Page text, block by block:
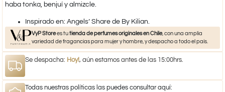
haba tonka, benjuí y almizcle.
​Inspirado en: Angels’ Share de By Kilian.
VyP Storees tutienda de perfumes originales en Chile, con una amplia
variedad de fragancias para mujer y hombre, y despacho a todo el país.
Se despacha: Hoy!, aún estamos antes de las 15:00hrs.
Todas nuestras políticas las puedes consultar aquí: